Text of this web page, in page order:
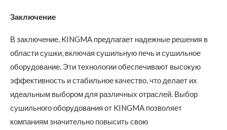
Заключение
В заключение, KINGMA предлагает надежные решения в
области сушки, включая сушильную печь и сушильное
оборудование. Эти технологии обеспечивают высокую
эффективность и стабильное качество, что делает их
идеальным выбором для различных отраслей. Выбор
сушильного оборудования от KINGMA позволяет
компаниям значительно повысить свою